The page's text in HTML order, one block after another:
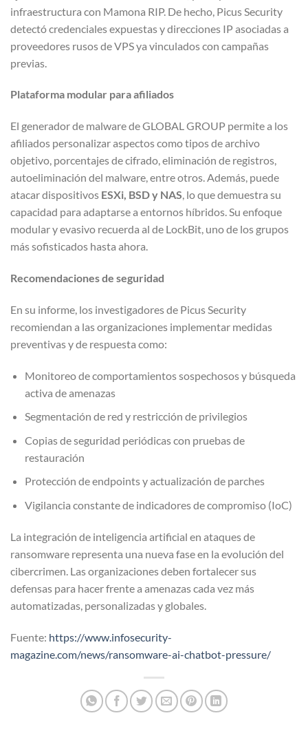
infraestructura con Mamona RIP. De hecho, Picus Security
detectó credenciales expuestas y direcciones IP asociadas a
proveedores rusos de VPS ya vinculados con campañas
previas.
Plataforma modular para afiliados
El generador de malware de GLOBAL GROUP permite a los
afiliados personalizar aspectos como tipos de archivo
objetivo, porcentajes de cifrado, eliminación de registros,
autoeliminación del malware, entre otros. Además, puede
atacar dispositivos ESXi, BSD y NAS, lo que demuestra su
capacidad para adaptarse a entornos híbridos. Su enfoque
modular y evasivo recuerda al de LockBit, uno de los grupos
más sofisticados hasta ahora.
Recomendaciones de seguridad
En su informe, los investigadores de Picus Security
recomiendan a las organizaciones implementar medidas
preventivas y de respuesta como:
Monitoreo de comportamientos sospechosos y búsqueda
activa de amenazas
Segmentación de red y restricción de privilegios
Copias de seguridad periódicas con pruebas de
restauración
Protección de endpoints y actualización de parches
Vigilancia constante de indicadores de compromiso (IoC)
La integración de inteligencia artificial en ataques de
ransomware representa una nueva fase en la evolución del
cibercrimen. Las organizaciones deben fortalecer sus
defensas para hacer frente a amenazas cada vez más
automatizadas, personalizadas y globales.
Fuente: https://www.infosecurity-
magazine.com/news/ransomware-ai-chatbot-pressure/